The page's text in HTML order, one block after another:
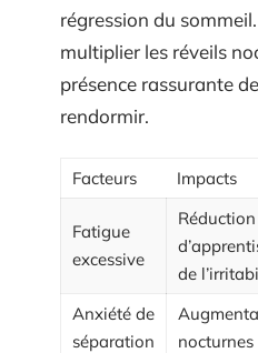
régression du
multiplier les réveils
présence rassurante
rendormir.
Facteurs Impacts
Fatigue
excessive
de
Anxiété de
séparation
nocturnes